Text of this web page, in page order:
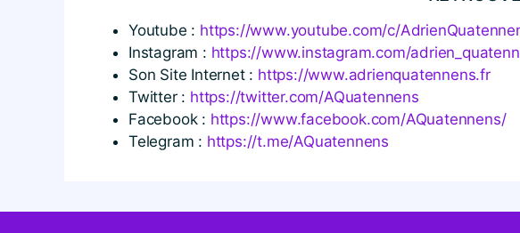
Youtube : https://​www​.youtube​.com/​c​/​
Instagram : https://​www​.instagram​.com/​
Son Site Internet : https://​www​.adrienquatennens​.fr
Twitter : https://​twitter​.com/​A​Q​u​a​t​e​n​n​ens
Facebook : https://​www​.facebook​.com/​A​Q​u​a​t​e​n​n​e​ns/
Telegram : https://t.me/AQuatennens